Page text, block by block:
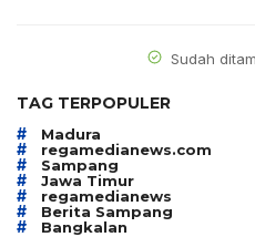
Sudah
TAG TERPOPULER
# Madura
# regamedianews.com
# Sampang
# Jawa Timur
# regamedianews
# Berita Sampang
# Bangkalan